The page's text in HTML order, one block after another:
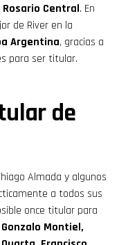
Rosario Central. En
de River en la
Argentina, gracias a
para ser titular.
de
Almada y algunos
a todos sus
once titular para
Montiel,